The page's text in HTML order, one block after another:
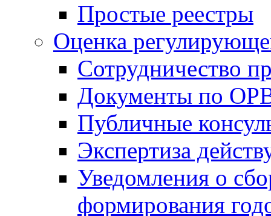
Простые реестры
Оценка
Сотрудничество
Документы по
Публичные
Экспертиза
Уведомления о
формирования